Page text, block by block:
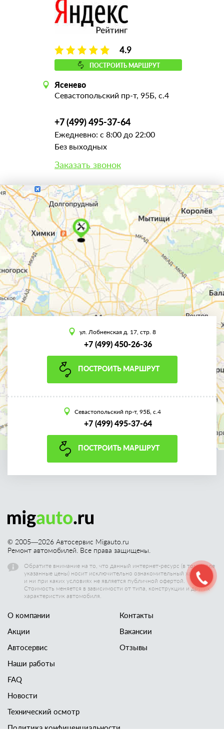
4.9
ПОСТРОИТЬ МАРШРУТ
Ясенево
Севастопольский пр-т, 95Б, с.4
+7 (499) 495-37-64
Ежедневно: с 8:00 до 22:00
Без выходных
Заказать звонок
ул. Лобненская д. 17, стр. 8
+7 (499) 450-26-36
ПОСТРОИТЬ МАРШРУТ
Севастопольский пр-т, 95Б, с.4
+7 (499) 495-37-64
ПОСТРОИТЬ МАРШРУТ
© 2005—2026 Автосервис Migauto.ru
Ремонт автомобилей. Все права защищены.
Обратите внимание на то, что данный интернет-ресурс (в том числе
указанные цены) носит исключительно ознакомительный характер,
и ни при каких условиях не является публичной офертой.
Стоимость меняется в зависимости от типа, конструкции и других
характеристик автомобиля.
О компании
Акции
Автосервис
Наши работы
Контакты
Вакансии
Отзывы
FAQ
Новости
Технический осмотр
Политика конфиценциальности